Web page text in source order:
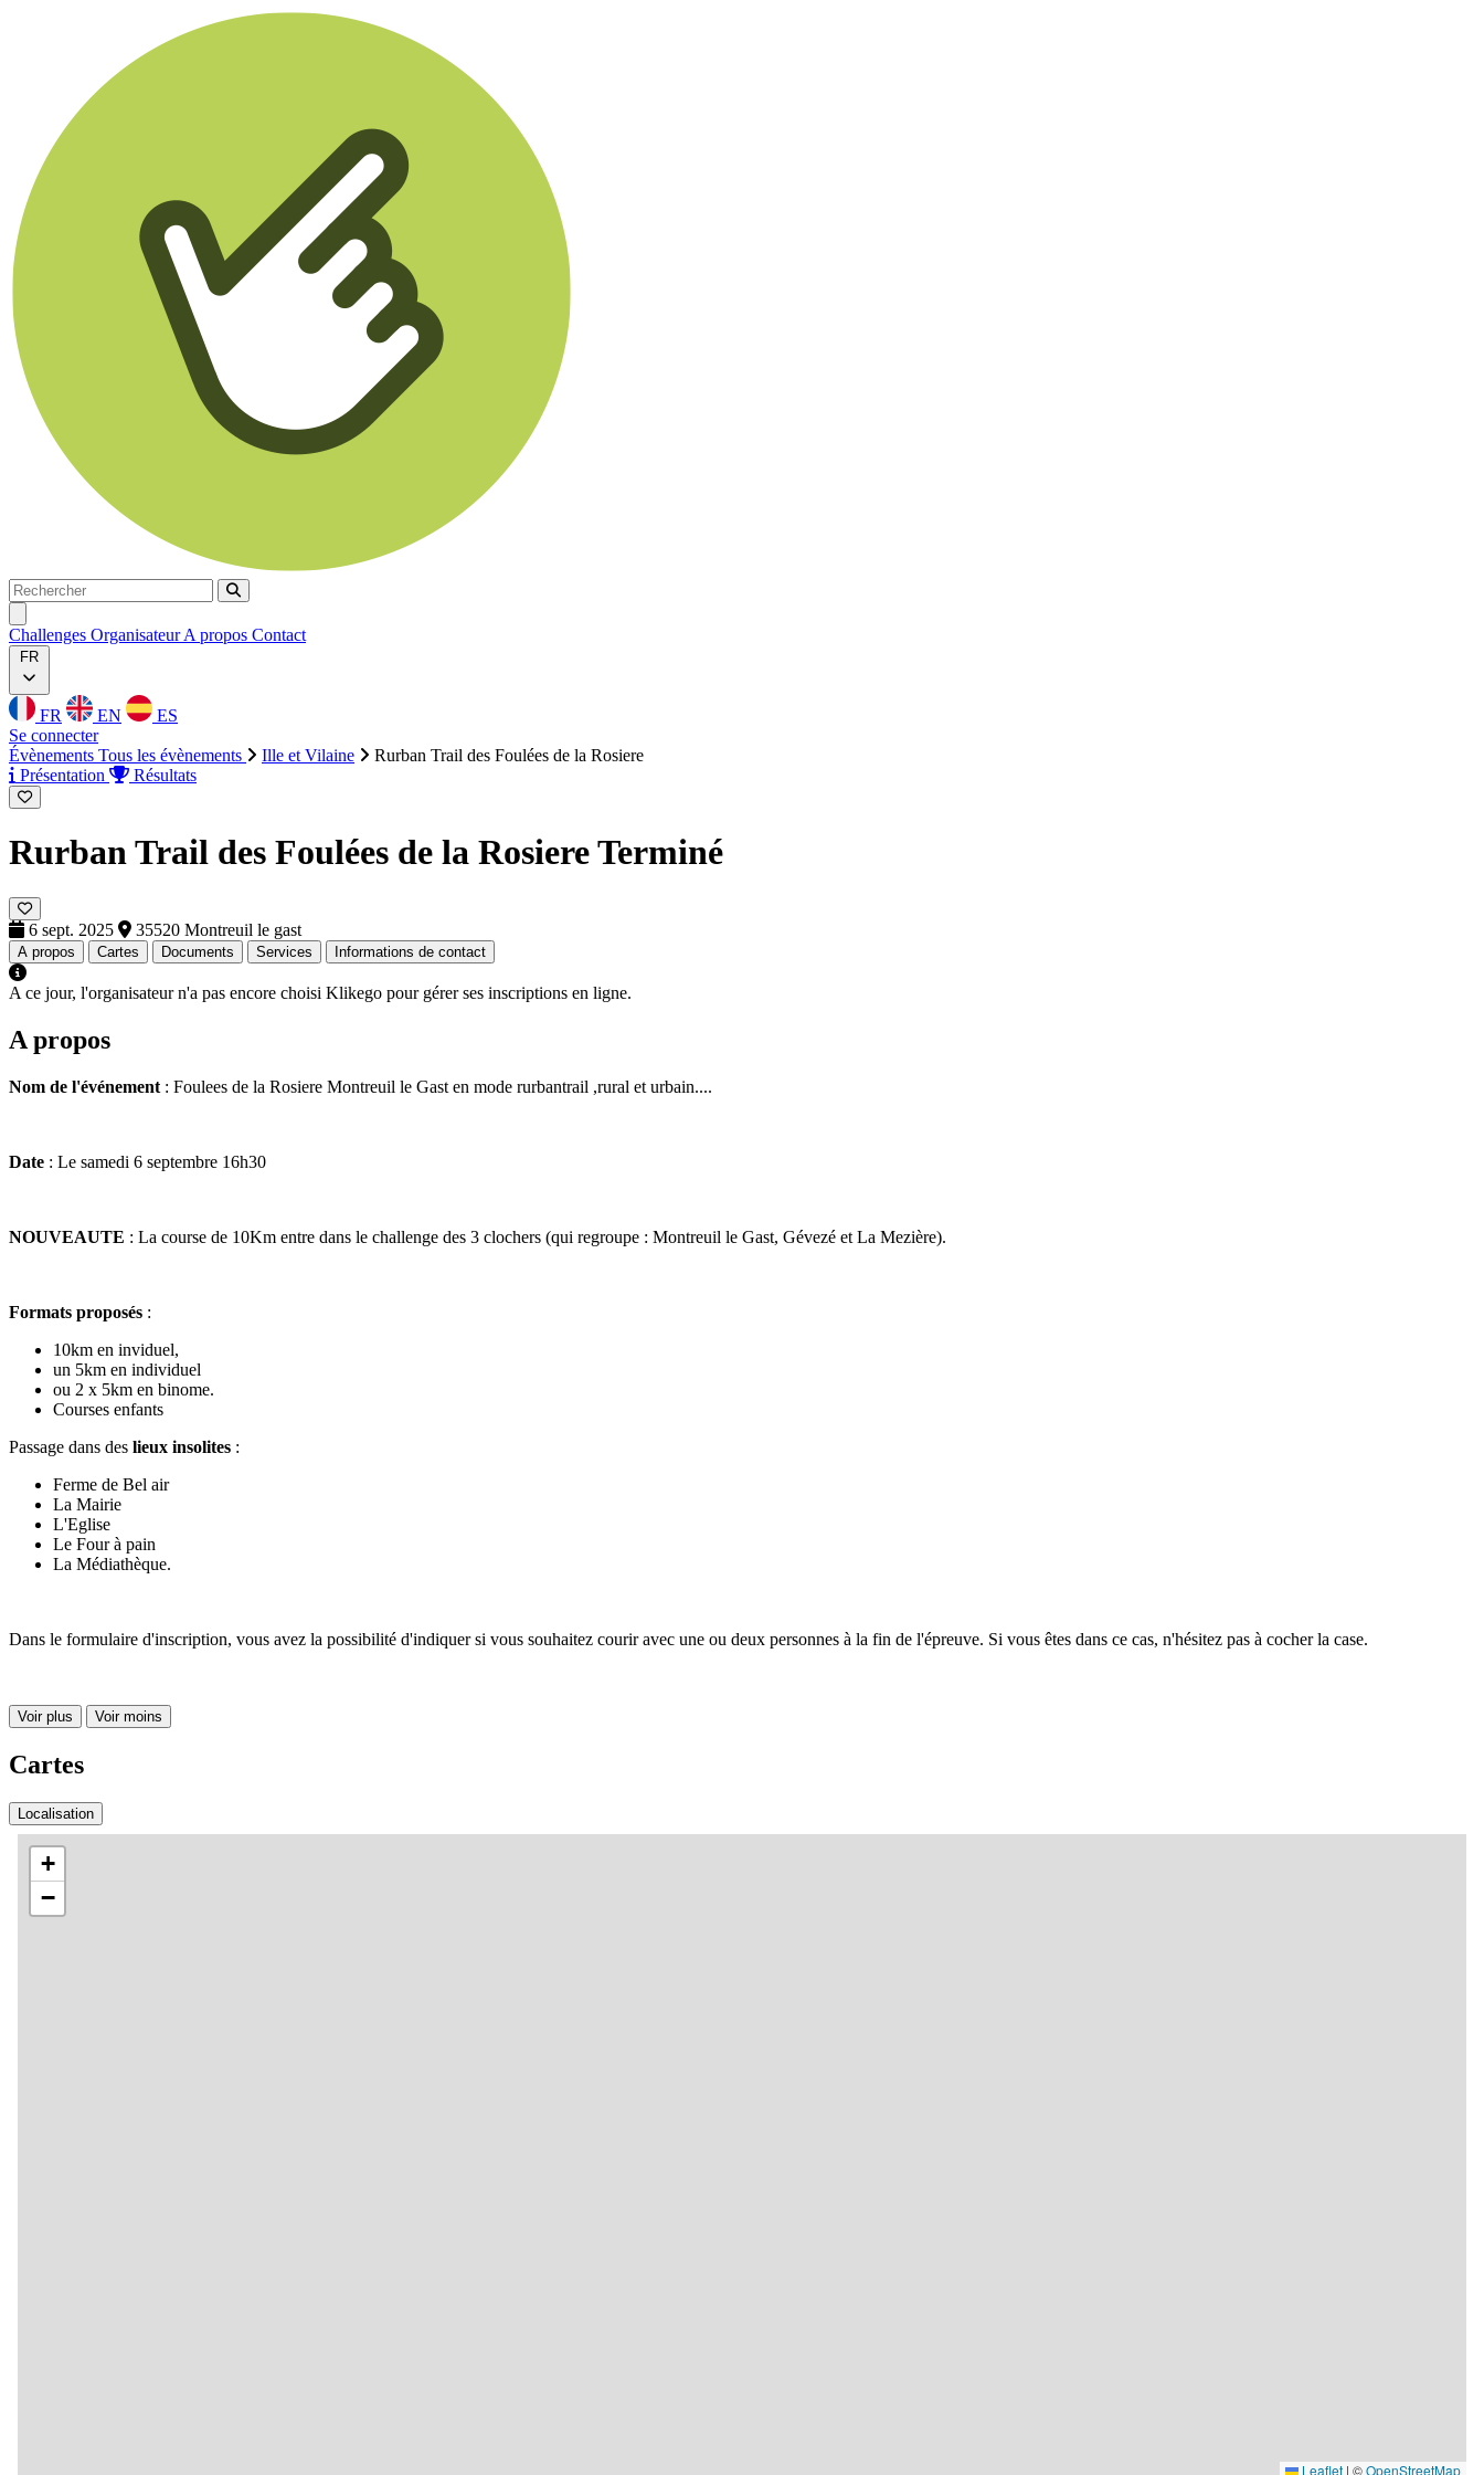
Rechercher
Rechercher
Challenges OrganisateurA propos Contact
FR
FR EN
ES
Se connecter
Évènements Tous les évènements Ille et Vilaine
Rurban Trail des Foulées de la Rosiere
Présentation
Résultats
Rurban Trail des Foulées de la RosiereTerminé
6 sept. 2025 35520 Montreuil le gast
A propos Cartes Documents Services Informations de contact
A ce jour, l'organisateur n'a pas encore choisi Klikego pour gérer ses inscriptions en ligne.
A propos
Nom de l'événement : Foulees de la Rosiere Montreuil le Gast en mode rurbantrail ,rural et urbain....
Date : Le samedi 6 septembre 16h30
NOUVEAUTE : La course de 10Km entre dans le challenge des 3 clochers (qui regroupe : Montreuil le Gast, Gévezé et La Mezière).
Formats proposés :
10km en inviduel,
un 5km en individuel
ou 2 x 5km en binome.
Courses enfants
Passage dans des lieux insolites :
Ferme de Bel air
La Mairie
L'Eglise
Le Four à pain
La Médiathèque.
Dans le formulaire d'inscription, vous avez la possibilité d'indiquer si vous souhaitez courir avec une ou deux personnes à la fin de l'épreuve. Si vous êtes dans ce cas, n'hésitez pas à cocher la case.
Voir plus Voir moins
Cartes
Localisation